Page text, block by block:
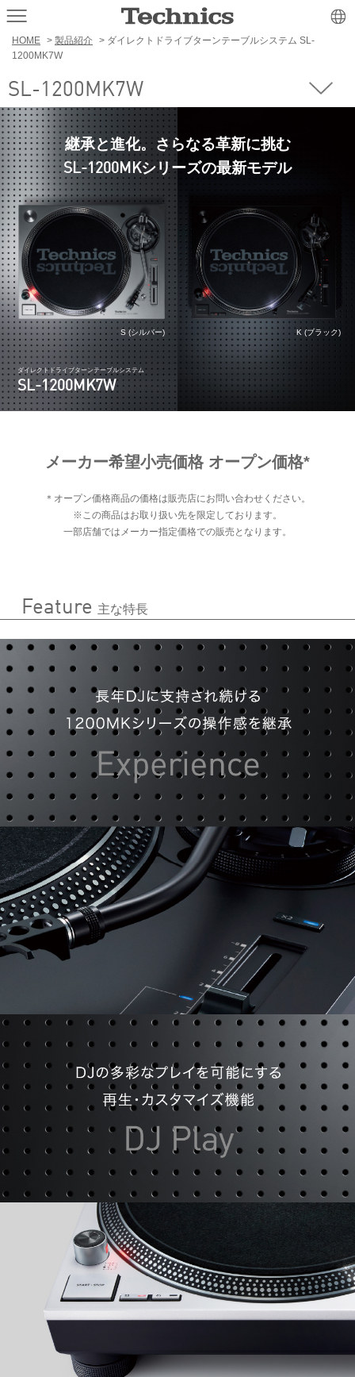
HOME > 製品紹介 > ダイレクトドライブターンテーブルシステム SL-
1200MK7W
SL-1200MK7W
継承と進化。さらなる革新に挑む
SL-1200MKシリーズの最新モデル
S (シルバー) K (ブラック)
ダイレクトドライブターンテーブルシステム
SL-1200MK7W
メーカー希望小売価格 オープン価格*
＊オープン価格商品の価格は販売店にお問い合わせください。
※この商品はお取り扱い先を限定しております。
一部店舗ではメーカー指定価格での販売となります。
Feature 主な特長